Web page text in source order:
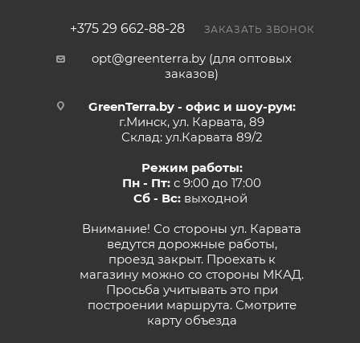
+375 29 662-88-28 ЗАКАЗАТЬ ЗВОНОК
opt@greenterra.by (для оптовых
заказов)
GreenTerra.by - офис и шоу-рум:
г.Минск, ул. Карвата, 89
Склад: ул.Карвата 89/2
Режим работы:
Пн - Пт: с 9:00 до 17:00
Сб - Вс:выходной
Внимание! Со стороны ул. Карвата
ведутся дорожные работы,
проезд закрыт. Проехать к
магазину можно со стороны МКАД.
Просьба учитывать это при
построении маршрута. Смотрите
карту объезда